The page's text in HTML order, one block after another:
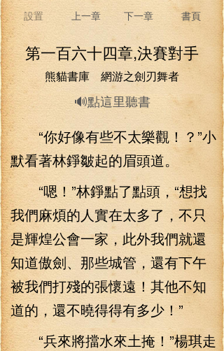
設置 上一章 下一章 書頁
第一百六十四章,決賽對手
熊貓書庫 網游之劍刃舞者
🔊點這里聽書
“你好像有些不太樂觀！？”小
默看著林錚皺起的眉頭道。
“嗯！”林錚點了點頭，“想找
我們麻煩的人實在太多了，不只
是輝煌公會一家，此外我們就還
知道傲劍、那些城管，還有下午
被我們打殘的張懷遠！其他不知
道的，還不曉得得有多少！”
“兵來將擋水來土掩！”楊琪走